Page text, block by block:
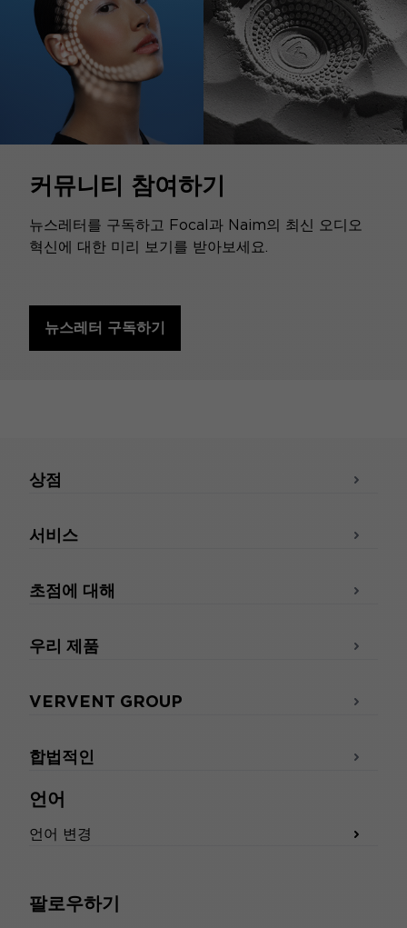
커뮤니티 참여하기
뉴스레터를 구독하고 Focal과 Naim의 최신 오디오
혁신에 대한 미리 보기를 받아보세요.
뉴스레터 구독하기
언어
언어 변경
팔로우하기
상점
서비스
초점에 대해
우리 제품
VERVENT GROUP
합법적인